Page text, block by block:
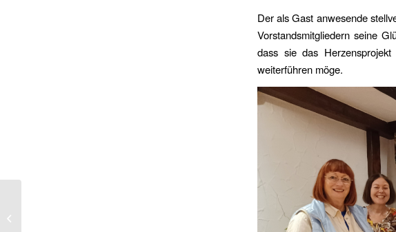
Der als Gast anwesende
Vorstandsmitgliedern seine
dass sie das
weiterführen möge.